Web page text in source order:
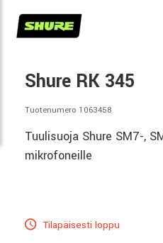
Shure RK 345
Tuotenumero 1063458
Tuulisuoja Shure SM7-,
mikrofoneille
Tilapäisesti loppu